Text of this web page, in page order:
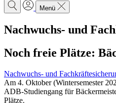
Menü
Nachwuchs- und
Noch freie Plätze:
Nachwuchs- und
Am 4. Oktober (Wintersemester
ADB-Studiengang für
Plätze.